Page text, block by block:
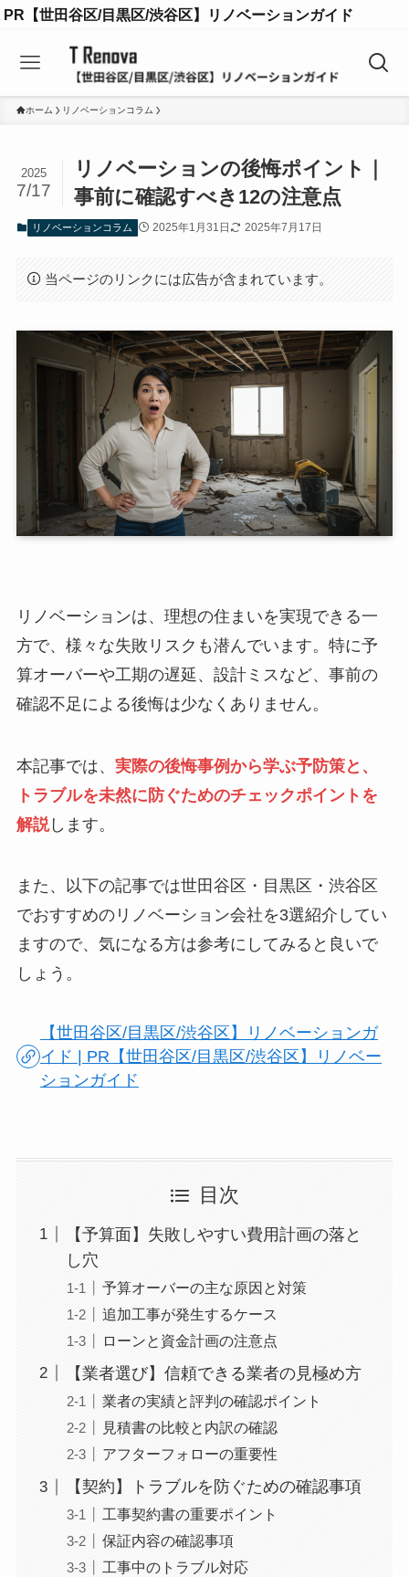
PR【世田谷区/目黒区/渋谷区】リノベーションガイド
ホーム リノベーションコラム
リノベーションの後悔ポイント｜
事前に確認すべき12の注意点
2025
7/17
リノベーションコラム 2025年1月31日 2025年7月17日
当ページのリンクには広告が含まれています。
リノベーションは、理想の住まいを実現できる一
方で、様々な失敗リスクも潜んでいます。特に予
算オーバーや工期の遅延、設計ミスなど、事前の
確認不足による後悔は少なくありません。
本記事では、 実際の後悔事例から学ぶ予防策と、
トラブルを未然に防ぐためのチェックポイントを
解説します。
また、以下の記事では世田谷区・目黒区・渋谷区
でおすすめのリノベーション会社を3選紹介してい
ますので、気になる方は参考にしてみると良いで
しょう。
【世田谷区/目黒区/渋谷区】リノベーションガ
イド | PR【世田谷区/目黒区/渋谷区】リノベー
ションガイド
目次
【予算面】失敗しやすい費用計画の落と
し穴
予算オーバーの主な原因と対策
追加工事が発生するケース
ローンと資金計画の注意点
【業者選び】信頼できる業者の見極め方
業者の実績と評判の確認ポイント
見積書の比較と内訳の確認
アフターフォローの重要性
【契約】トラブルを防ぐための確認事項
工事契約書の重要ポイント
保証内容の確認事項
工事中のトラブル対応